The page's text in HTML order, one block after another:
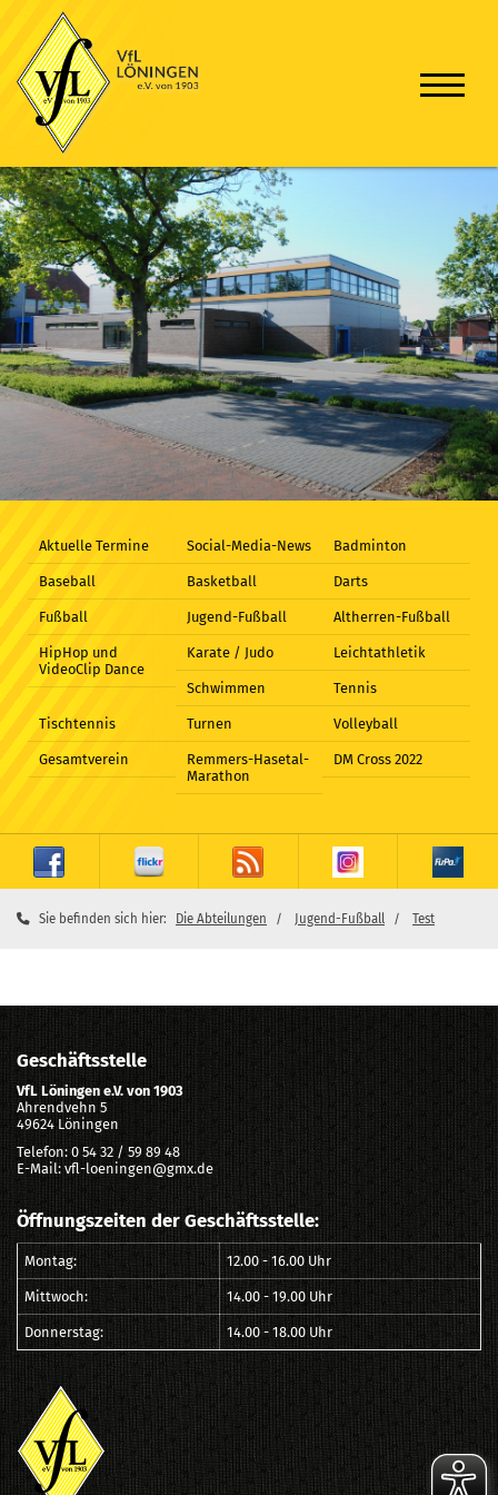
Aktuelle Termine Social-Media-News Badminton
Baseball Basketball Darts
Fußball Jugend-Fußball Altherren-Fußball
HipHop und
VideoClip Dance
Karate / Judo Leichtathletik
Schwimmen Tennis
Tischtennis Turnen Volleyball
Gesamtverein
Remmers-Hasetal-
Marathon
DM Cross 2022
Sie befinden sich hier: Die Abteilungen Jugend-Fußball Test
Geschäftsstelle
VfL Löningen e.V. von 1903
Ahrendvehn 5
49624 Löningen
Telefon: 0 54 32 / 59 89 48
E-Mail: vfl-loeningen@gmx.de
Öffnungszeiten der Geschäftsstelle:
Montag: 12.00 - 16.00 Uhr
Mittwoch: 14.00 - 19.00 Uhr
Donnerstag: 14.00 - 18.00 Uhr